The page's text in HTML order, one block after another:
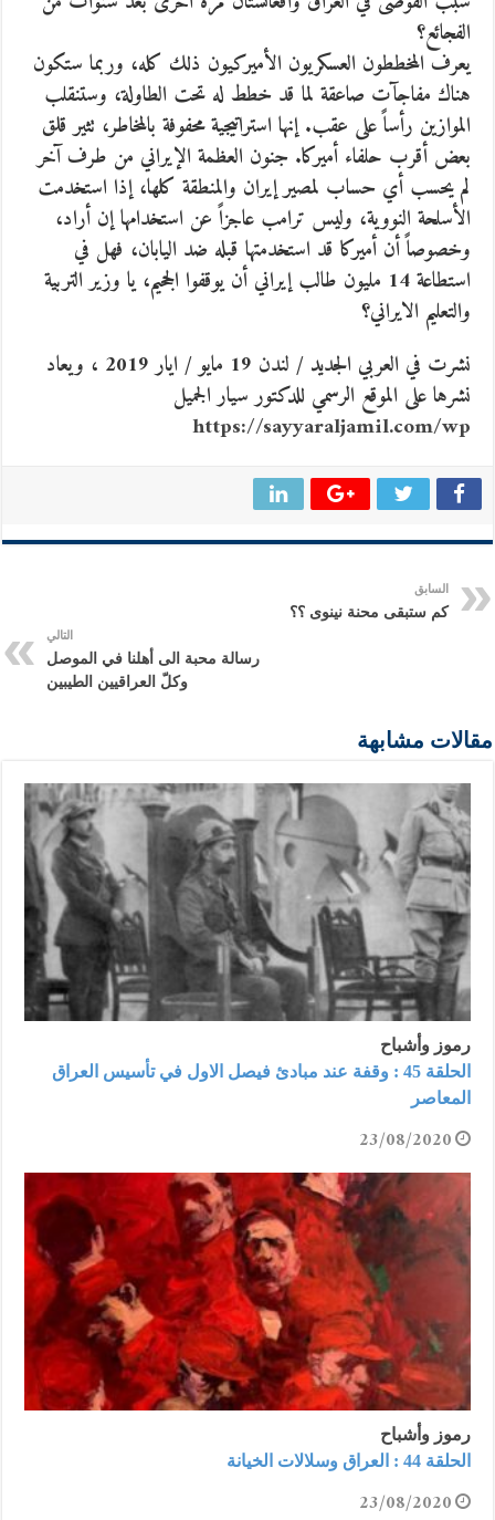
الفجائع؟
يعرف المخططون العسكريون الأميركيون ذلك كله، وربما ستكون
هناك مفاجآت صاعقة لما قد خطط له تحت الطاولة، وستنقلب
الموازين رأساً على عقب. إنها استراتيجية محفوفة بالمخاطر، تثير قلق
بعض أقرب حلفاء أميركا. جنون العظمة الإيراني من طرف آخر
لم يحسب أي حساب لمصير إيران والمنطقة كلها، إذا استخدمت
الأسلحة النووية، وليس ترامب عاجزاً عن استخدامها إن أراد،
وخصوصاً أن أميركا قد استخدمتها قبله ضد اليابان، فهل في
استطاعة 14 مليون طالب إيراني أن يوقفوا الجحيم، يا وزير التربية
والتعليم الايراني؟
نشرت في العربي الجديد / لندن 19 مايو / ايار 2019 ، ويعاد
نشرها على الموقع الرسمي للدكتور سيار الجميل
https://sayyaraljamil.com/wp
السابق
كم ستبقى محنة نينوى ؟؟
التالي
رسالة محبة الى أهلنا في الموصل
وكلّ العراقيين الطيبين
مقالات مشابهة
رموز وأشباح
الحلقة 45 : وقفة عند مبادئ فيصل الاول في تأسيس العراق
المعاصر
23/08/2020
رموز وأشباح
الحلقة 44 : العراق وسلالات الخيانة
23/08/2020